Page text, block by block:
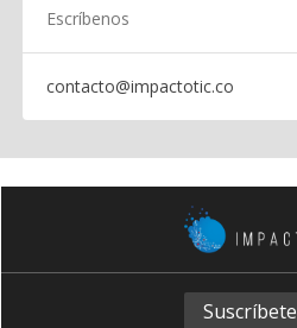
Escríbenos
contacto@impactotic.co
Suscríbete